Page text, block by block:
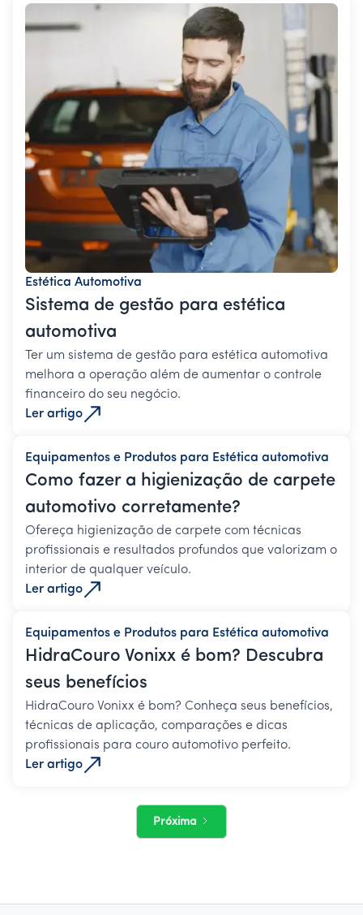
Estética Automotiva
Sistema de gestão para estética
automotiva
Ter um sistema de gestão para estética automotiva
melhora a operação além de aumentar o controle
financeiro do seu negócio.
Ler artigo
Equipamentos e Produtos para Estética automotiva
Como fazer a higienização de carpete
automotivo corretamente?
Ofereça higienização de carpete com técnicas
profissionais e resultados profundos que valorizam o
interior de qualquer veículo.
Ler artigo
Equipamentos e Produtos para Estética automotiva
HidraCouro Vonixx é bom? Descubra
seus benefícios
HidraCouro Vonixx é bom? Conheça seus benefícios,
técnicas de aplicação, comparações e dicas
profissionais para couro automotivo perfeito.
Ler artigo
Próxima